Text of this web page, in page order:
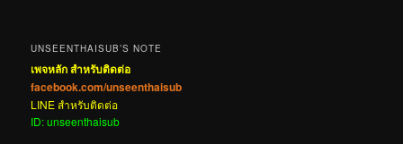
UNSEENTHAISUB’S NOTE
เพจหลัก สำหรับติดต่อ
facebook.com/unseenthaisub
LINE สำหรับติดต่อ
ID: unseenthaisub